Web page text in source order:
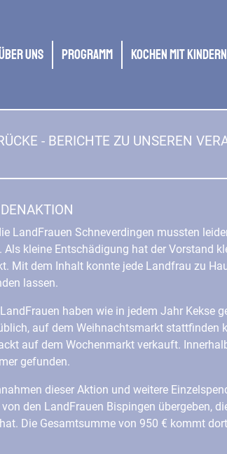
uns Programm Kochen mit Kindern
- BERICHTE ZU UNSEREN
LandFrauen Schneverdingen mussten
Als kleine Entschädigung hat der Vorstand
Mit dem Inhalt konnte jede Landfrau zu
lassen.
haben wie in jedem Jahr Kekse
auf dem Weihnachtsmarkt stattfinden
auf dem Wochenmarkt verkauft.
gefunden.
dieser Aktion und weitere
von den LandFrauen Bispingen übergeben,
Die Gesamtsumme von 950 € kommt